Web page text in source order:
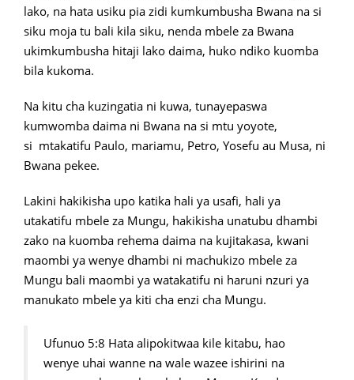
lako, na hata usiku pia zidi kumkumbusha Bwana na si
siku moja tu bali kila siku, nenda mbele za Bwana
ukimkumbusha hitaji lako daima, huko ndiko kuomba
bila kukoma.
Na kitu cha kuzingatia ni kuwa, tunayepaswa
kumwomba daima ni Bwana na si mtu yoyote,
si mtakatifu Paulo, mariamu, Petro, Yosefu au Musa, ni
Bwana pekee.
Lakini hakikisha upo katika hali ya usafi, hali ya
utakatifu mbele za Mungu, hakikisha unatubu dhambi
zako na kuomba rehema daima na kujitakasa, kwani
maombi ya wenye dhambi ni machukizo mbele za
Mungu bali maombi ya watakatifu ni haruni nzuri ya
manukato mbele ya kiti cha enzi cha Mungu.
Ufunuo 5:8 Hata alipokitwaa kile kitabu, hao
wenye uhai wanne na wale wazee ishirini na